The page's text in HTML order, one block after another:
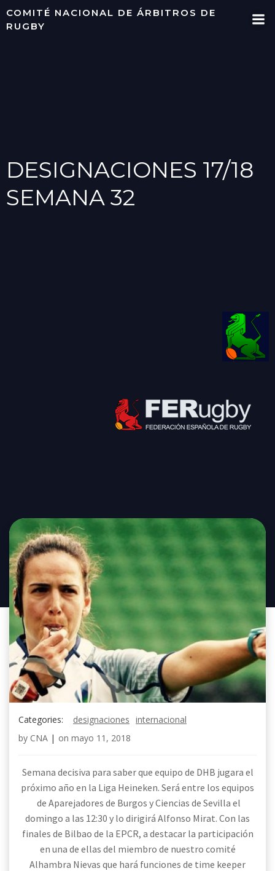
Saltar
COMITÉ NACIONAL DE ÁRBITROS DE
RUGBY
DESIGNACIONES 17/18
SEMANA 32
Categories: designaciones internacional
by CNA | on mayo 11, 2018
Semana decisiva para saber que equipo de DHB jugara el
próximo año en la Liga Heineken. Será entre los equipos
de Aparejadores de Burgos y Ciencias de Sevilla el
domingo a las 12:30 y lo dirigirá Alfonso Mirat. Con las
finales de Bilbao de la EPCR, a destacar la participación
en una de ellas del miembro de nuestro comité
Alhambra Nievas que hará funciones de time keeper